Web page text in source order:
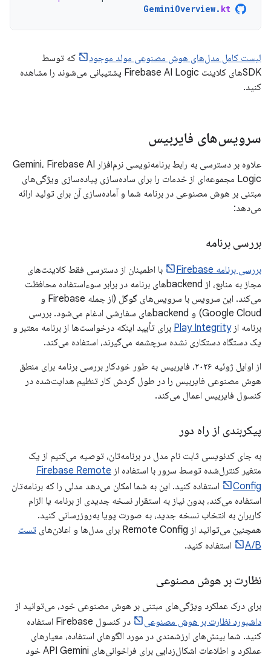
GeminiOverview. kt
لیست کامل مدل‌های هوش مصنوعی مولد موجود
که توسط
SDKهای کلاینت Firebase AI Logic پشتیبانی می‌شوند را مشاهده
کنید.
سرویس‌های فایربیس
علاوه بر دسترسی به رابط برنامه‌نویسی نرم‌افزار Gemini، Firebase AI
Logic مجموعه‌ای از خدمات را برای ساده‌سازی پیاده‌سازی ویژگی‌های
مبتنی بر هوش مصنوعی در برنامه شما و آماده‌سازی آن برای تولید ارائه
می‌دهد:
بررسی برنامه
بررسی برنامه Firebase
با اطمینان از دسترسی فقط کلاینت‌های
مجاز به منابع، از backendهای برنامه در برابر سوءاستفاده محافظت
می‌کند. این سرویس با سرویس‌های گوگل (از جمله Firebase و
Google Cloud) و backendهای سفارشی ادغام می‌شود. بررسی
برنامه ازPlay Integrity برای تأیید اینکه درخواست‌ها از برنامه معتبر و
یک دستگاه دستکاری نشده سرچشمه می‌گیرند، استفاده می‌کند.
از اوایل ژوئیه ۲۰۲۶، فایربیس به طور خودکار بررسی برنامه برای منطق
هوش مصنوعی فایربیس را در طول گردش کار تنظیم هدایت‌شده در
کنسول فایربیس اعمال می‌کند.
پیکربندی از راه دور
به جای کدنویسی ثابت نام مدل در برنامه‌تان، توصیه می‌کنیم از یک
متغیر کنترل‌شده توسط سرور با استفاده از Firebase Remote
Config
استفاده کنید. این به شما امکان می‌دهد مدلی را که برنامه‌تان
استفاده می‌کند، بدون نیاز به استقرار نسخه جدیدی از برنامه یا الزام
کاربران به انتخاب نسخه جدید، به صورت پویا به‌روزرسانی کنید.
همچنین می‌توانید از Remote Config برای مدل‌ها و اعلان‌های
تست
A/B
استفاده کنید.
نظارت بر هوش مصنوعی
برای درک عملکرد ویژگی‌های مبتنی بر هوش مصنوعی خود، می‌توانید از
داشبورد نظارت بر هوش مصنوعی
در کنسول Firebase استفاده
کنید. شما بینش‌های ارزشمندی در مورد الگوهای استفاده، معیارهای
عملکرد و اطلاعات اشکال‌زدایی برای فراخوانی‌های API Gemini خود